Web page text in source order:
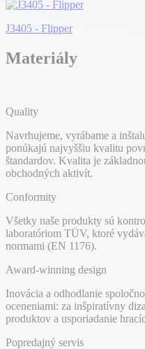
J3405 - Flipper
Materiály
Quality
Navrhujeme, vyrábame a
ponúkajú najvyššiu kvalitu
štandardov. Kvalita je
obchodných aktivít.
Conformity
Všetky naše produkty sú
laboratóriom TÜV, ktoré
normami (EN 1176).
Award-winning design
Inovácia a odhodlanie
oceneniami: za inšpiratívny
produktov a usporiadanie
Popredajný servis